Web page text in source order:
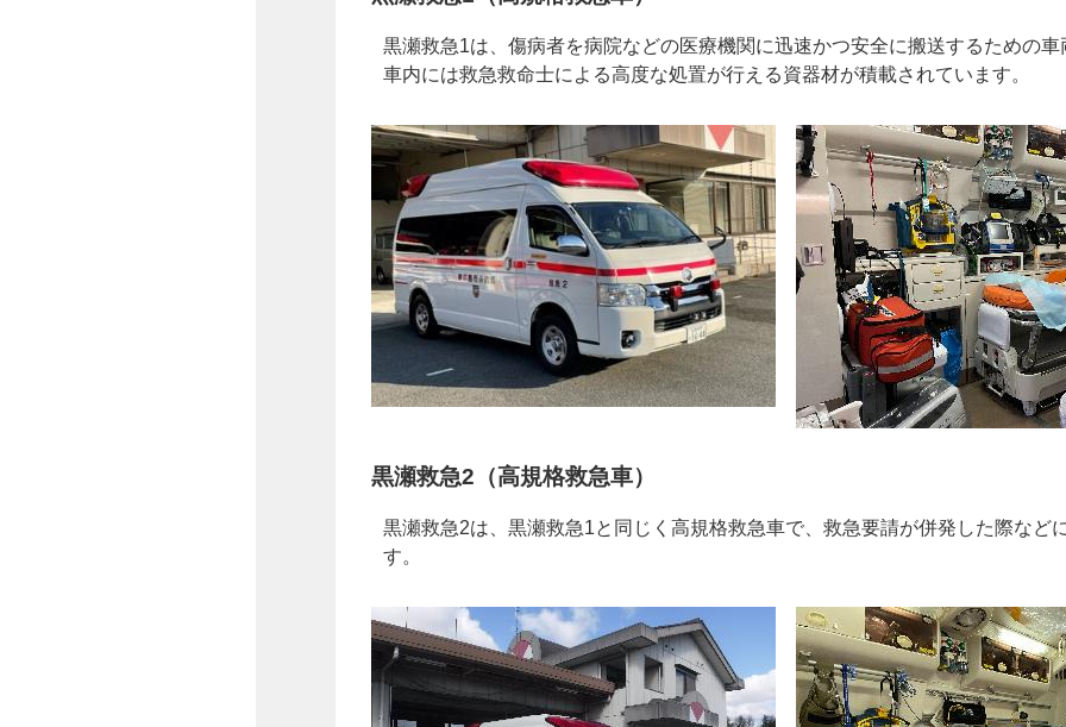
黒瀬救急1は、傷病者を病院などの医療機関に迅速かつ安全に搬送するための車
車内には救急救命士による高度な処置が行える資器材が積載されています。
黒瀬救急2（高規格救急車）
黒瀬救急2は、黒瀬救急1と同じく高規格救急車で、救急要請が併発した際など
す。